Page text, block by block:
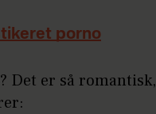
porno
Det er så romantisk,